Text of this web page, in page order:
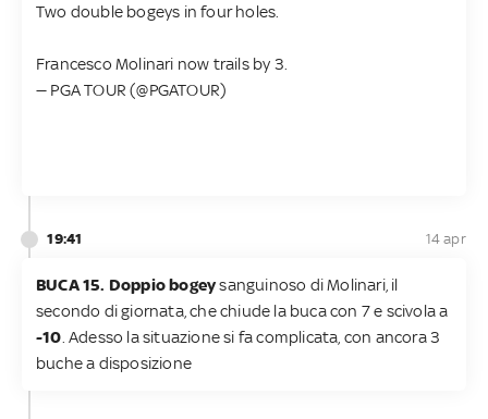
Two double bogeys in four holes.
Francesco Molinari now trails by 3.
— PGA TOUR (@PGATOUR)
19:41 14 apr
BUCA 15. Doppio bogeysanguinoso di Molinari, il
secondo di giornata, che chiude la buca con 7 e scivola a
-10 . Adesso la situazione si fa complicata, con ancora 3
buche a disposizione